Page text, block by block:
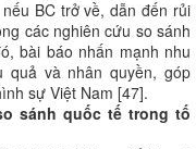
BC trở về, dẫn đến rủi
các nghiên cứu so sánh
bài báo nhấn mạnh nhu
quả và nhân quyền, góp
sự Việt Nam [47].
sánh quốc tế trong tố